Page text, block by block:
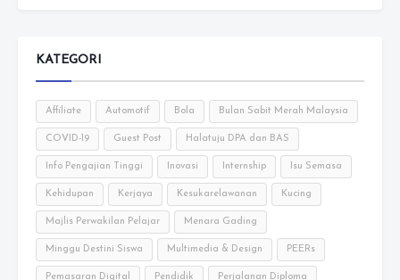
KATEGORI
Affiliate Automotif Bola Bulan Sabit Merah Malaysia
COVID-19 Guest Post Halatuju DPA dan BAS
Info Pengajian Tinggi Inovasi Internship Isu Semasa
Kehidupan Kerjaya Kesukarelawanan Kucing
Majlis Perwakilan Pelajar Menara Gading
Minggu Destini Siswa Multimedia & Design PEERs
Pemasaran Digital Pendidik Perjalanan Diploma